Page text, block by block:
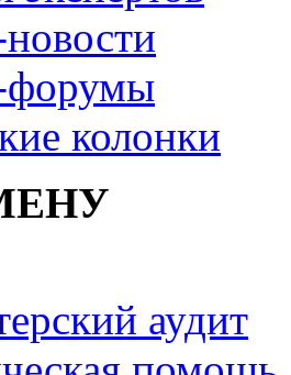
форумы
колонки
аудит